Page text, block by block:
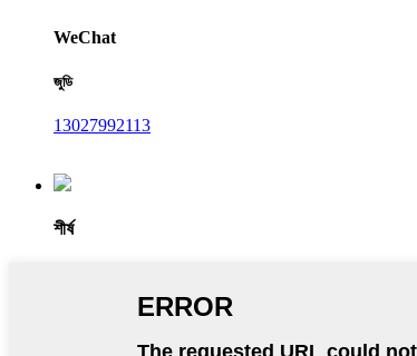
WeChat
জুডি
13027992113
শীর্ষ